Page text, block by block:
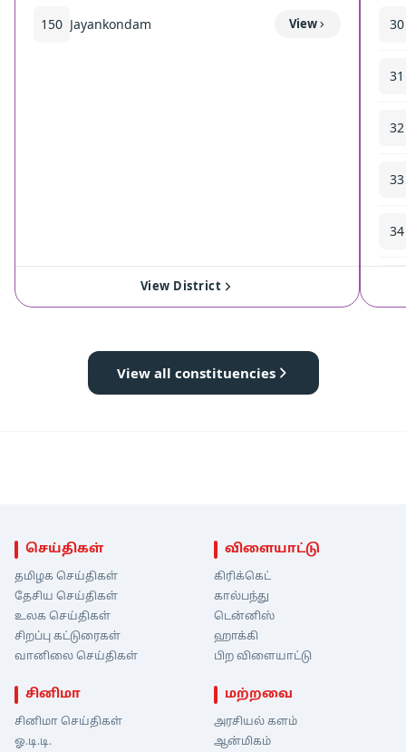
150 Jayankondam View
View District
30
31
32
33
34
View all constituencies
செய்திகள்
தமிழக செய்திகள்
தேசிய செய்திகள்
உலக செய்திகள்
சிறப்பு கட்டுரைகள்
வானிலை செய்திகள்
விளையாட்டு
கிரிக்கெட்
கால்பந்து
டென்னிஸ்
ஹாக்கி
பிற விளையாட்டு
சினிமா
சினிமா செய்திகள்
ஓ.டி.டி.
மற்றவை
அரசியல் களம்
ஆன்மிகம்